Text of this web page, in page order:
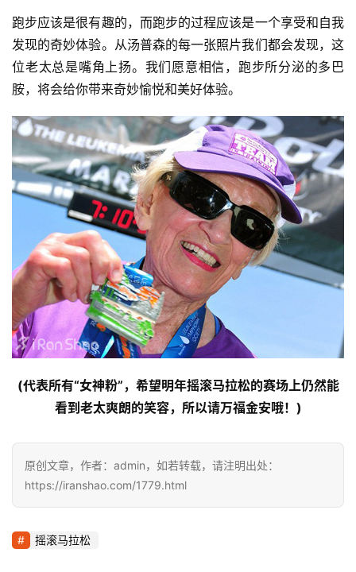
跑步应该是很有趣的，而跑步的过程应该是一个享受和自我
发现的奇妙体验。从汤普森的每一张照片我们都会发现，这
位老太总是嘴角上扬。我们愿意相信，跑步所分泌的多巴
胺，将会给你带来奇妙愉悦和美好体验。
(代表所有“女神粉”，希望明年摇滚马拉松的赛场上仍然能
看到老太爽朗的笑容，所以请万福金安哦！)
原创文章，作者：admin，如若转载，请注明出处：
https://iranshao.com/1779.html
摇滚马拉松